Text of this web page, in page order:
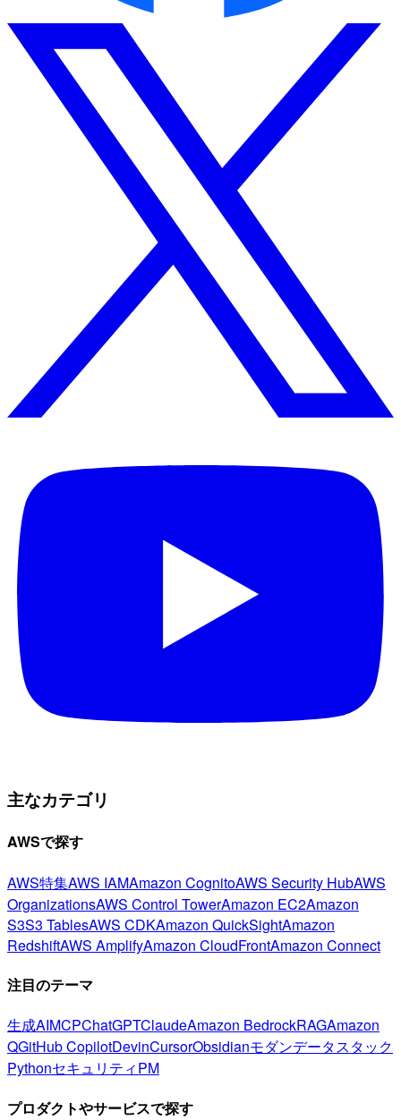
主なカテゴリ
AWSで探す
AWS特集AWS IAMAmazon CognitoAWS Security HubAWS
OrganizationsAWS Control TowerAmazon EC2Amazon
S3S3 TablesAWS CDKAmazon QuickSightAmazon
RedshiftAWS AmplifyAmazon CloudFrontAmazon Connect
注目のテーマ
生成AIMCPChatGPTClaudeAmazon BedrockRAGAmazon
QGitHub CopilotDevinCursorObsidianモダンデータスタック
PythonセキュリティPM
プロダクトやサービスで探す